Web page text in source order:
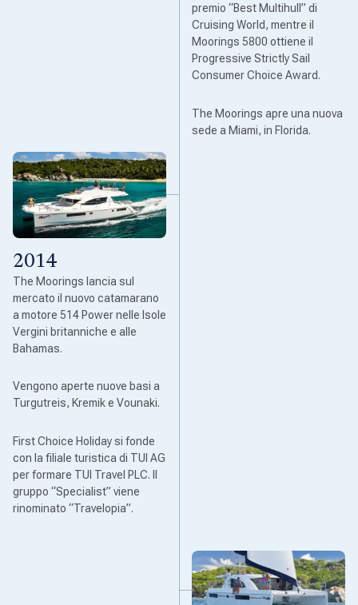
premio “Best Multihull” di
Cruising World, mentre il
Moorings 5800 ottiene il
Progressive Strictly Sail
Consumer Choice Award.
The Moorings apre una nuova
sede a Miami, in Florida.
2014
The Moorings lancia sul
mercato il nuovo catamarano
a motore 514 Power nelle Isole
Vergini britanniche e alle
Bahamas.
Vengono aperte nuove basi a
Turgutreis, Kremik e Vounaki.
First Choice Holiday si fonde
con la filiale turistica di TUI AG
per formare TUI Travel PLC. Il
gruppo “Specialist” viene
rinominato “Travelopia”.